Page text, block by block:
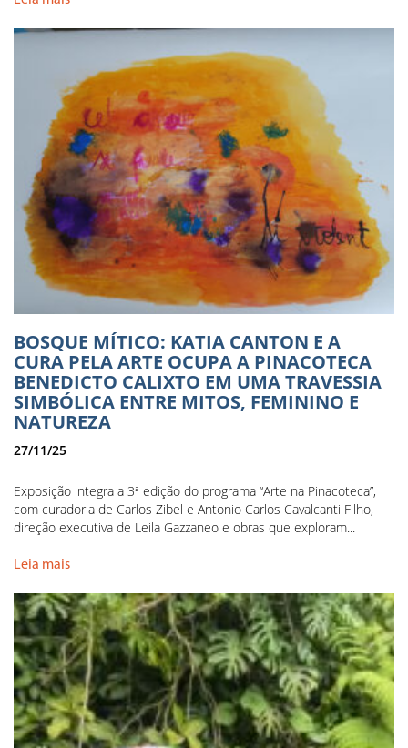
BOSQUE MÍTICO: KATIA CANTON E A
CURA PELA ARTE OCUPA A PINACOTECA
BENEDICTO CALIXTO EM UMA TRAVESSIA
SIMBÓLICA ENTRE MITOS, FEMININO E
NATUREZA
27/11/25
Exposição integra a 3ª edição do programa “Arte na Pinacoteca”,
com curadoria de Carlos Zibel e Antonio Carlos Cavalcanti Filho,
direção executiva de Leila Gazzaneo e obras que exploram...
Leia mais